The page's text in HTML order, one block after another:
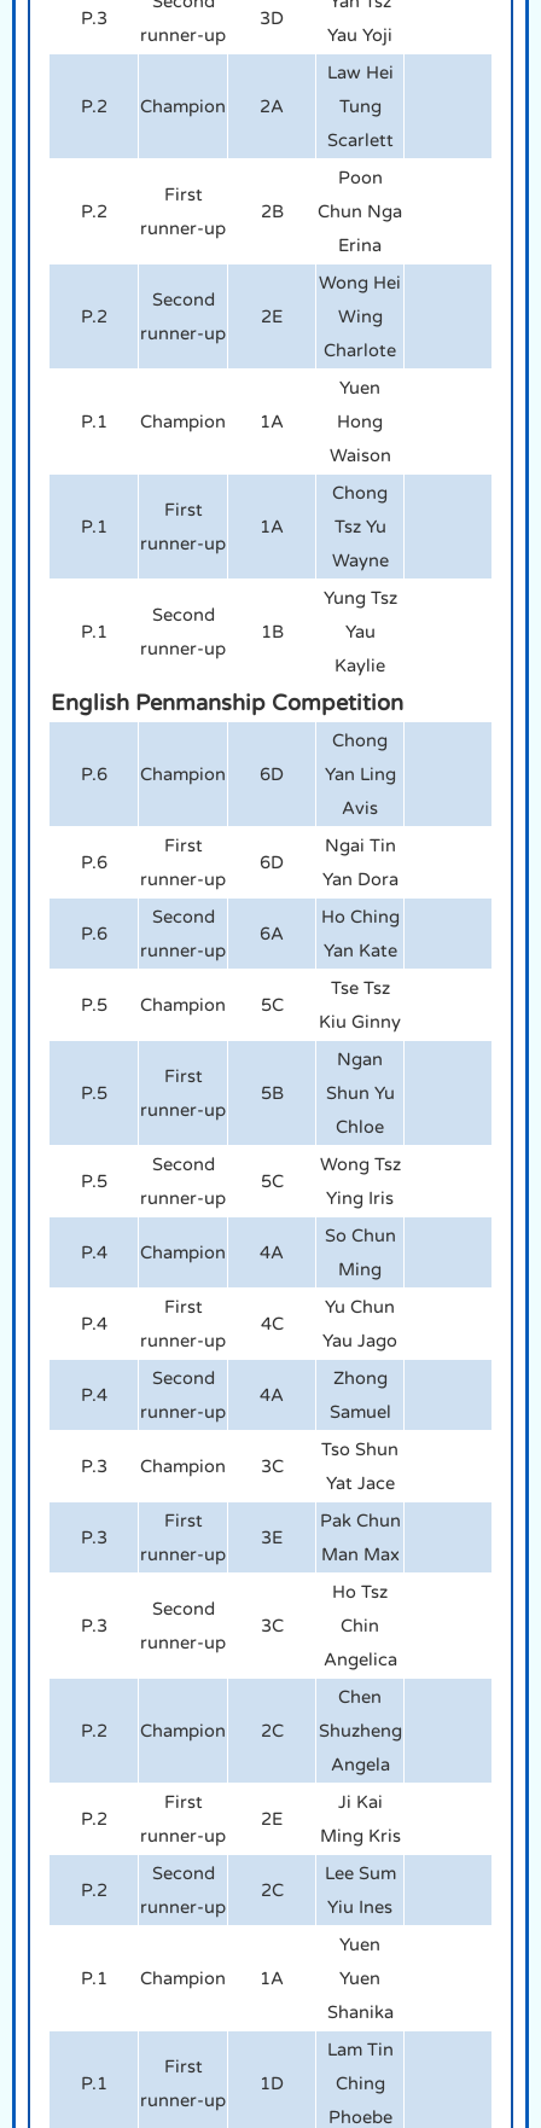
P.3
runner-up
3D
Yau Yoji
P.2 Champion 2A
Law Hei
Tung
Scarlett
P.2
First
runner-up
2B
Poon
Chun Nga
Erina
P.2
Second
runner-up
2E
Wong Hei
Wing
Charlote
P.1 Champion 1A
Yuen
Hong
Waison
P.1
First
runner-up
1A
Chong
Tsz Yu
Wayne
P.1
Second
runner-up
1B
Yung Tsz
Yau
Kaylie
English Penmanship Competition
P.6 Champion 6D
Chong
Yan Ling
Avis
P.6
First
runner-up
6D
Ngai Tin
Yan Dora
P.6
Second
runner-up
6A
Ho Ching
Yan Kate
P.5 Champion 5C
Tse Tsz
Kiu Ginny
P.5
First
runner-up
5B
Ngan
Shun Yu
Chloe
P.5
Second
runner-up
5C
Wong Tsz
Ying Iris
P.4 Champion 4A
So Chun
Ming
P.4
First
runner-up
4C
Yu Chun
Yau Jago
P.4
Second
runner-up
4A
Zhong
Samuel
P.3 Champion 3C
Tso Shun
Yat Jace
P.3
First
runner-up
3E
Pak Chun
Man Max
P.3
Second
runner-up
3C
Ho Tsz
Chin
Angelica
P.2 Champion 2C
Chen
Shuzheng
Angela
P.2
First
runner-up
2E
Ji Kai
Ming Kris
P.2
Second
runner-up
2C
Lee Sum
Yiu Ines
P.1 Champion 1A
Yuen
Yuen
Shanika
P.1
First
runner-up
1D
Lam Tin
Ching
Phoebe